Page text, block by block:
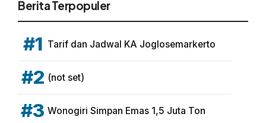
Berita Terpopuler
#1 Tarif dan Jadwal KA Joglosemarkerto
#2 (not set)
#3 Wonogiri Simpan Emas 1,5 Juta Ton